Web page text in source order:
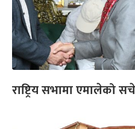
राष्ट्रिय सभामा एमालेको